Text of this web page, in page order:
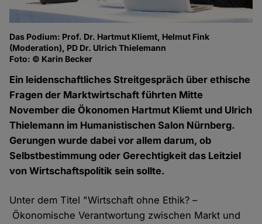
Das Podium: Prof. Dr. Hartmut Kliemt, Helmut Fink
(Moderation), PD Dr. Ulrich Thielemann
Foto: © Karin Becker
Ein leidenschaftliches Streitgespräch über ethische
Fragen der Marktwirtschaft führten Mitte
November die Ökonomen Hartmut Kliemt und Ulrich
Thielemann im Humanistischen Salon Nürnberg.
Gerungen wurde dabei vor allem darum, ob
Selbstbestimmung oder Gerechtigkeit das Leitziel
von Wirtschaftspolitik sein sollte.
Unter dem Titel "Wirtschaft ohne Ethik? –
Ökonomische Verantwortung zwischen Markt und